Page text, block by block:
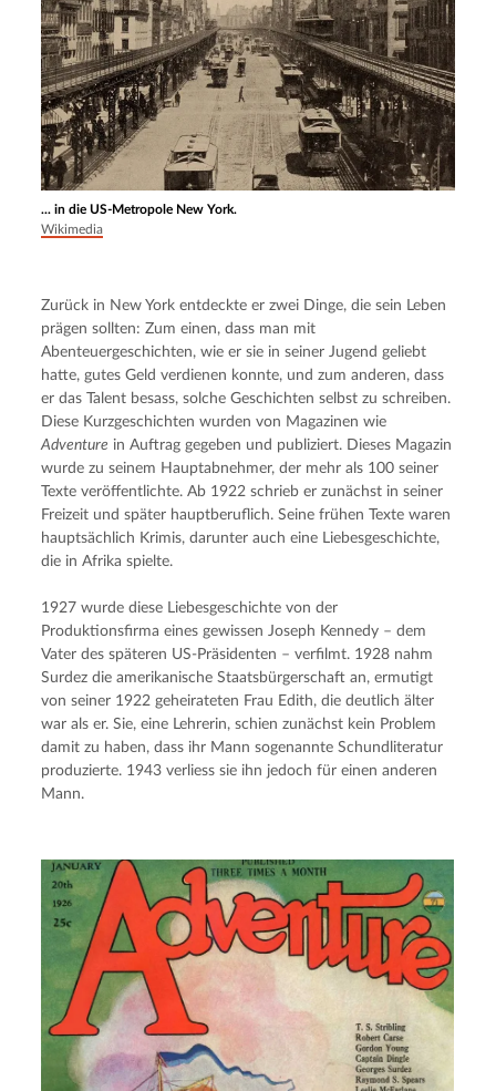
... in die US-Metropole New York.
Wikimedia
Zurück in New York entdeckte er zwei Dinge, die sein Leben
prägen sollten: Zum einen, dass man mit
Abenteuergeschichten, wie er sie in seiner Jugend geliebt
hatte, gutes Geld verdienen konnte, und zum anderen, dass
er das Talent besass, solche Geschichten selbst zu schreiben.
Adventure in Auftrag gegeben und publiziert. Dieses Magazin
wurde zu seinem Hauptabnehmer, der mehr als 100 seiner
Texte veröffentlichte. Ab 1922 schrieb er zunächst in seiner
Freizeit und später hauptberuflich. Seine frühen Texte waren
hauptsächlich Krimis, darunter auch eine Liebesgeschichte,
die in Afrika spielte.
1927 wurde diese Liebesgeschichte von der
Produktionsfirma eines gewissen Joseph Kennedy – dem
Vater des späteren US-Präsidenten – verfilmt. 1928 nahm
Surdez die amerikanische Staatsbürgerschaft an, ermutigt
von seiner 1922 geheirateten Frau Edith, die deutlich älter
war als er. Sie, eine Lehrerin, schien zunächst kein Problem
damit zu haben, dass ihr Mann sogenannte Schundliteratur
produzierte. 1943 verliess sie ihn jedoch für einen anderen
Mann.